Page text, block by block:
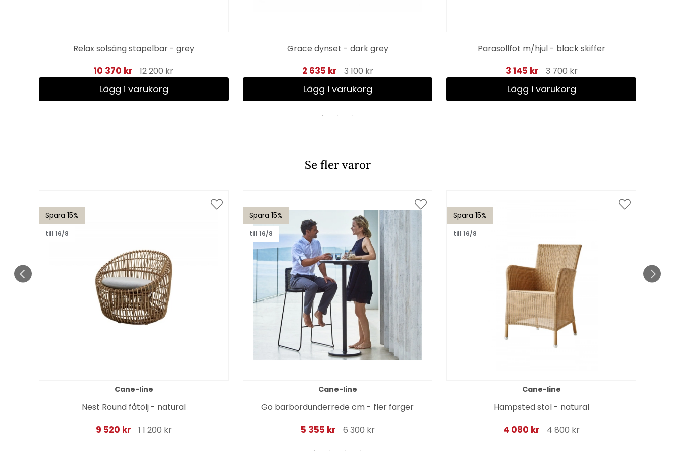
Relax solsäng stapelbar - grey
10 370 kr 12 200 kr
Lägg i varukorg
Grace dynset - dark grey
2 635 kr 3 100 kr
Lägg i varukorg
Parasollfot m/hjul - black skiffer
3 145 kr 3 700 kr
Lägg i varukorg
Se fler varor
Spara 15%
till 16/8
Cane-line
Nest Round fåtölj - natural
9 520 kr 1 1 200 kr
Spara 15%
till 16/8
Cane-line
Go barbordunderrede cm - fler färger
5 355 kr 6 300 kr
Spara 15%
till 16/8
Cane-line
Hampsted stol - natural
4 080 kr 4 800 kr